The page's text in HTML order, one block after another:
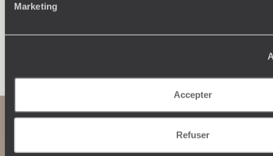
Marketing
Accepter
Refuser